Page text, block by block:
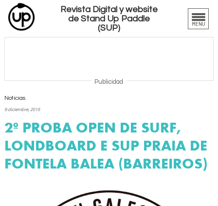
Revista Digital y website
de Stand Up Paddle
(SUP)
Publicidad
Noticias
9 diciembre, 2015
2º PROBA OPEN DE SURF,
LONDBOARD E SUP PRAIA DE
FONTELA BALEA (BARREIROS)